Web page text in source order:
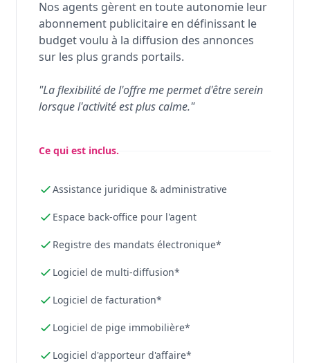
Nos agents gèrent en toute autonomie leur
abonnement publicitaire en définissant le
budget voulu à la diffusion des annonces
sur les plus grands portails.
"La flexibilité de l'offre me permet d'être serein
lorsque l'activité est plus calme."
Ce qui est inclus.
Assistance juridique & administrative
Espace back-office pour l'agent
Registre des mandats électronique*
Logiciel de multi-diffusion*
Logiciel de facturation*
Logiciel de pige immobilière*
Logiciel d'apporteur d'affaire*